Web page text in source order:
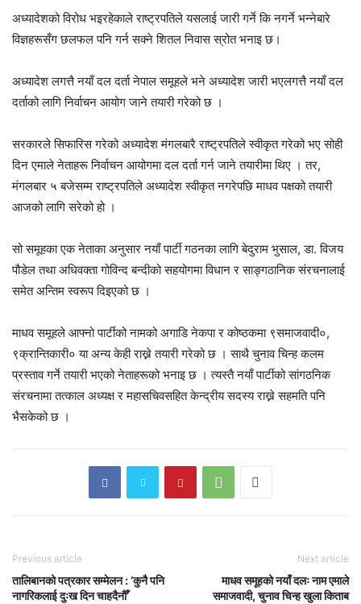
अध्यादेशको विरोध भइरहेकाले राष्ट्रपतिले यसलाई जारी गर्ने कि नगर्ने भन्नेबारे
विज्ञहरूसँग छलफल पनि गर्न सक्ने शितल निवास स्रोत भनाइ छ।
अध्यादेश लगत्तै नयाँ दल दर्ता नेपाल समूहले भने अध्यादेश जारी भएलगत्तै नयाँ दल
दर्ताको लागि निर्वाचन आयोग जाने तयारी गरेको छ ।
सरकारले सिफारिस गरेको अध्यादेश मंगलबारै राष्ट्रपतिले स्वीकृत गरेको भए सोही
दिन एमाले नेताहरू निर्वाचन आयोगमा दल दर्ता गर्न जाने तयारीमा थिए । तर,
मंगलबार ५ बजेसम्म राष्ट्रपतिले अध्यादेश स्वीकृत नगरेपछि माधव पक्षको तयारी
आजको लागि सरेको हो ।
सो समूहका एक नेताका अनुसार नयाँ पार्टी गठनका लागि बेदुराम भुसाल, डा. विजय
पौडेल तथा अधिवक्ता गोविन्द बन्दीको सहयोगमा विधान र साङ्गठानिक संरचनालाई
समेत अन्तिम स्वरूप दिइएको छ ।
माधव समूहले आफ्नो पार्टीको नामको अगाडि नेकपा र कोष्ठकमा ९समाजवादी०,
९क्रान्तिकारी० या अन्य केही राख्ने तयारी गरेको छ । साथै चुनाव चिन्ह कलम
प्रस्ताव गर्ने तयारी भएको नेताहरूको भनाइ छ । त्यस्तै नयाँ पार्टीको सांगठनिक
संरचनामा तत्काल अध्यक्ष र महासचिवसहित केन्द्रीय सदस्य राख्ने सहमति पनि
भैसकेको छ ।
Previous article
तालिबानको पत्रकार सम्मेलन : ‘कुनै पनि
नागरिकलाई दुःख दिन चाहदैनौँ’
Next article
माधव समूहको नयाँ दलः नाम एमाले
समाजवादी, चुनाव चिन्ह खुला किताब